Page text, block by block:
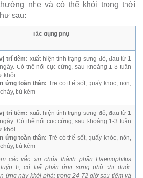
nhẹ và có thể khỏi trong thời
sau:
Tác dụng phụ
trí tiêm: xuất hiện tình trạng sưng đỏ, đau từ 1
Có thể nổi cục cứng, sau khoảng 1-3 tuần
khỏi
ứng toàn thân: Trẻ có thể sốt, quấy khóc, nôn,
bú kém.
trí tiêm: xuất hiện tình trạng sưng đỏ, đau từ 1
Có thể nổi cục cứng, sau khoảng 1-3 tuần
khỏi
ứng toàn thân: Trẻ có thể sốt, quấy khóc, nôn,
bú kém.
các vắc xin chứa thành phần Haemophilus
tuýp b, có thể phản ứng sưng phù chi dưới.
ứng này khởi phát trong 24-72 giờ sau tiêm và